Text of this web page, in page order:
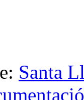
Santa